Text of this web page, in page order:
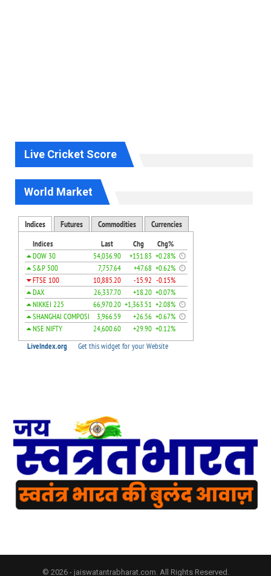
Live Cricket Score
World Market
© 2026 - jaiswatantrabharat.com. All Rights Reserved.